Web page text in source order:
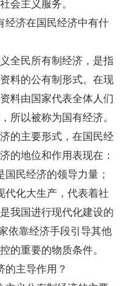
济在国民经济中有什
民所有制经济，是指
料的公有制形式。在现
料由国家代表全体人们
所以被称为国有经济。
的主要形式，在国民经
的地位和作用表现在：
国民经济的领导力量；
代化大生产，代表着社
我国进行现代化建设的
依靠经济手段引导其他
的重要的物质条件。
主导作用？